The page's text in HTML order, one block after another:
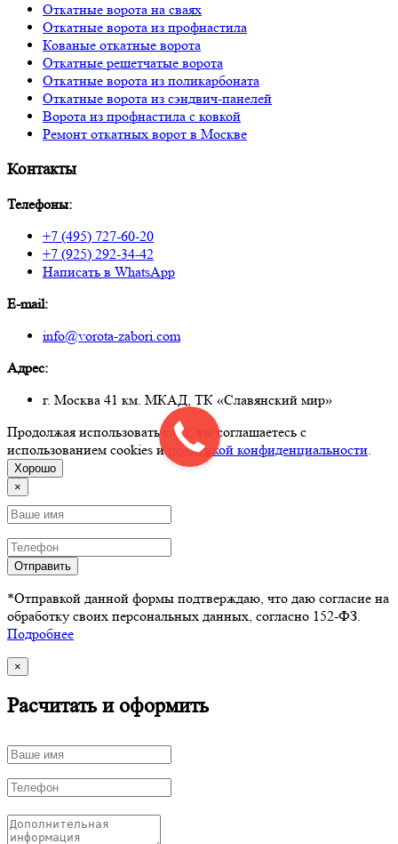
Откатные ворота на сваях
Откатные ворота из профнастила
Кованые откатные ворота
Откатные решетчатые ворота
Откатные ворота из поликарбоната
Откатные ворота из сэндвич-панелей
Ворота из профнастила с ковкой
Ремонт откатных ворот в Москве
Контакты
Телефоны:
+7 (495) 727-60-20
+7 (925) 292-34-42
Написать в WhatsApp
E-mail:
info@vorota-zabori.com
Адрес:
г. Москва 41 км. МКАД, ТК «Славянский мир»
Продолжая использовать сайт, вы соглашаетесь с
использованием cookies и
политикой конфиденциальности.
Хорошо
×
Отправить
*Отправкой данной формы подтверждаю, что даю согласие на
обработку своих персональных данных, согласно 152-ФЗ.
Подробнее
×
Расчитать и оформить